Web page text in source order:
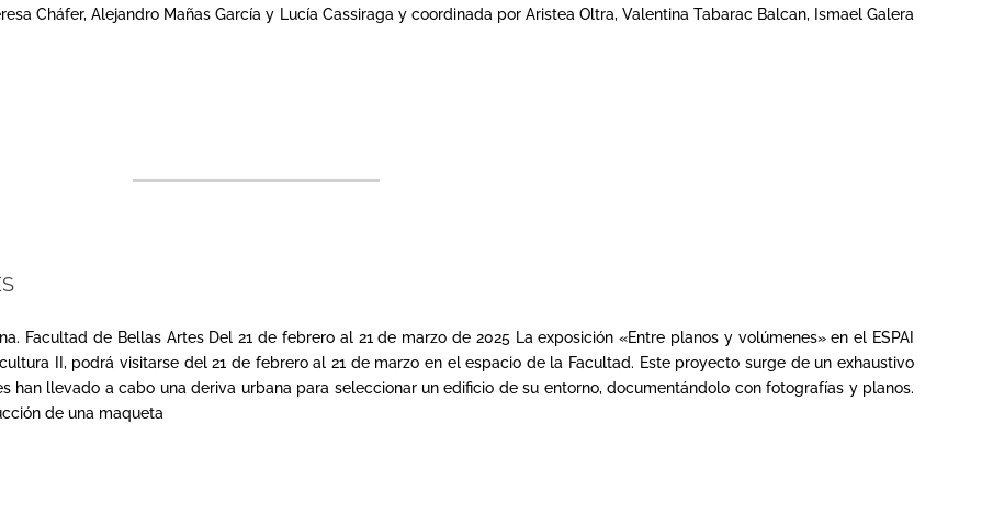
Cháfer, Alejandro Mañas García y Lucía Cassiraga y coordinada por Aristea Oltra, Valentina Tabarac Balcan, Ismael Galera
Facultad de Bellas Artes Del 21 de febrero al 21 de marzo de 2025 La exposición «Entre planos y volúmenes» en el ESPAI
II, podrá visitarse del 21 de febrero al 21 de marzo en el espacio de la Facultad. Este proyecto surge de un exhaustivo
han llevado a cabo una deriva urbana para seleccionar un edificio de su entorno, documentándolo con fotografías y planos.
de una maqueta